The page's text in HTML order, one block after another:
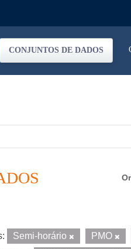
CONJUNTOS DE DADOS
Semi-horário PMO